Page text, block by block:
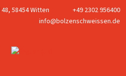
58454 Witten
+49 2302 956400
info@bolzenschweissen.de